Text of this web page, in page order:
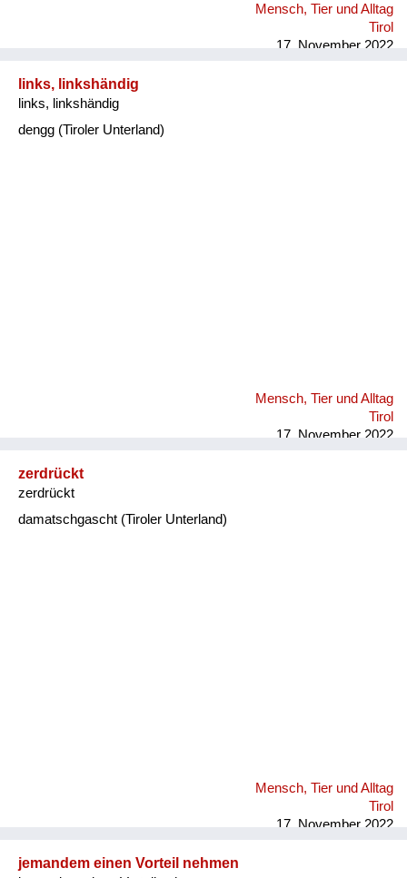
Mensch, Tier und Alltag
Tirol
17. November 2022
links, linkshändig
links, linkshändig
dengg (Tiroler Unterland)
Mensch, Tier und Alltag
Tirol
17. November 2022
zerdrückt
zerdrückt
damatschgascht (Tiroler Unterland)
Mensch, Tier und Alltag
Tirol
17. November 2022
jemandem einen Vorteil nehmen